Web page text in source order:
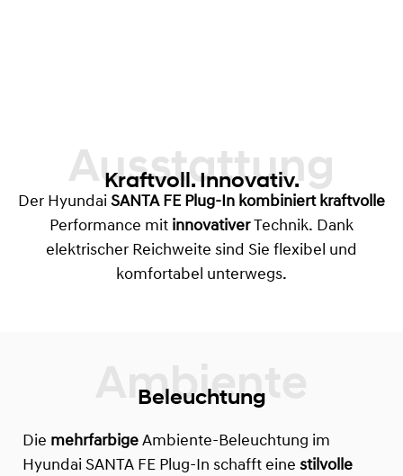
Ausstattung
Kraftvoll. Innovativ.
Der Hyundai SANTA FE Plug-In kombiniert kraftvolle
Performance mit innovativerTechnik. Dank
elektrischer Reichweite sind Sie flexibel und
komfortabel unterwegs.
Beleuchtung
Die mehrfarbige Ambiente-Beleuchtung im
Hyundai SANTA FE Plug-In schafft eine stilvolle